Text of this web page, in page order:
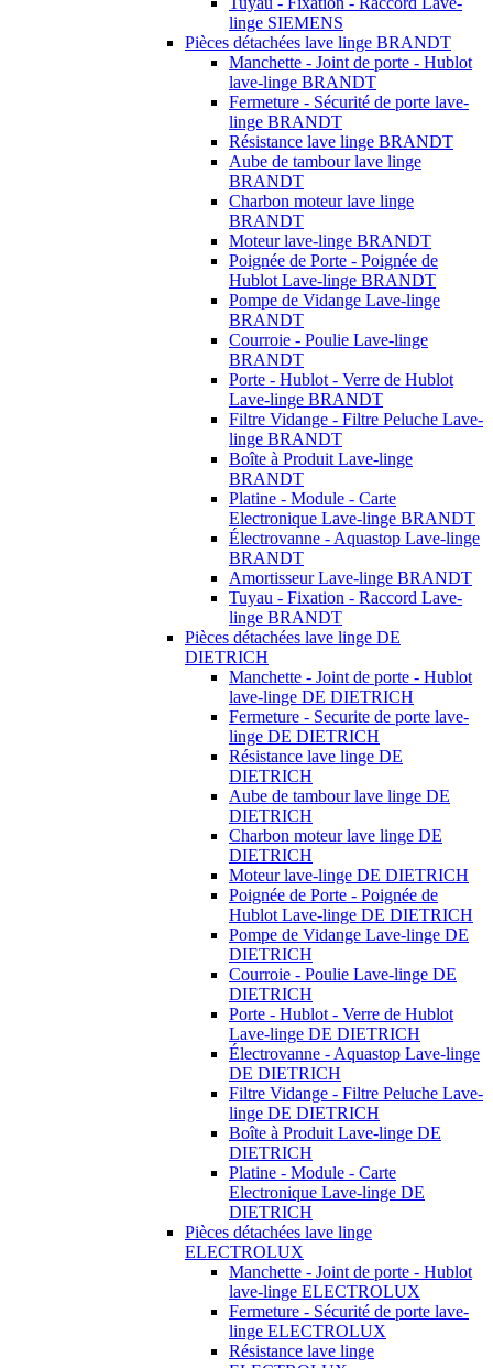
linge SIEMENS
Pièces détachées lave linge BRANDT
Manchette - Joint de porte - Hublot
lave-linge BRANDT
Fermeture - Sécurité de porte lave-
linge BRANDT
Résistance lave linge BRANDT
Aube de tambour lave linge
BRANDT
Charbon moteur lave linge
BRANDT
Moteur lave-linge BRANDT
Poignée de Porte - Poignée de
Hublot Lave-linge BRANDT
Pompe de Vidange Lave-linge
BRANDT
Courroie - Poulie Lave-linge
BRANDT
Porte - Hublot - Verre de Hublot
Lave-linge BRANDT
Filtre Vidange - Filtre Peluche Lave-
linge BRANDT
Boîte à Produit Lave-linge
BRANDT
Platine - Module - Carte
Electronique Lave-linge BRANDT
Électrovanne - Aquastop Lave-linge
BRANDT
Amortisseur Lave-linge BRANDT
Tuyau - Fixation - Raccord Lave-
linge BRANDT
Pièces détachées lave linge DE
DIETRICH
Manchette - Joint de porte - Hublot
lave-linge DE DIETRICH
Fermeture - Securite de porte lave-
linge DE DIETRICH
Résistance lave linge DE
DIETRICH
Aube de tambour lave linge DE
DIETRICH
Charbon moteur lave linge DE
DIETRICH
Moteur lave-linge DE DIETRICH
Poignée de Porte - Poignée de
Hublot Lave-linge DE DIETRICH
Pompe de Vidange Lave-linge DE
DIETRICH
Courroie - Poulie Lave-linge DE
DIETRICH
Porte - Hublot - Verre de Hublot
Lave-linge DE DIETRICH
Électrovanne - Aquastop Lave-linge
DE DIETRICH
Filtre Vidange - Filtre Peluche Lave-
linge DE DIETRICH
Boîte à Produit Lave-linge DE
DIETRICH
Platine - Module - Carte
Electronique Lave-linge DE
DIETRICH
Pièces détachées lave linge
ELECTROLUX
Manchette - Joint de porte - Hublot
lave-linge ELECTROLUX
Fermeture - Sécurité de porte lave-
linge ELECTROLUX
Résistance lave linge